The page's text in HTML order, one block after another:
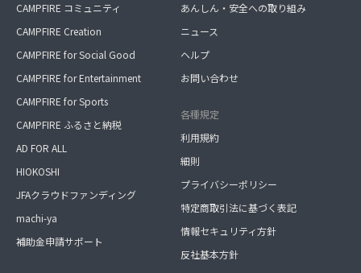
CAMPFIRE コミュニティ
CAMPFIRE Creation
CAMPFIRE for Social Good
CAMPFIRE for Entertainment
CAMPFIRE for Sports
CAMPFIRE ふるさと納税
AD FOR ALL
HIOKOSHI
JFAクラウドファンディング
machi-ya
補助金申請サポート
あんしん・安全への取り組み
ニュース
ヘルプ
お問い合わせ
各種規定
利用規約
細則
プライバシーポリシー
特定商取引法に基づく表記
情報セキュリティ方針
反社基本方針